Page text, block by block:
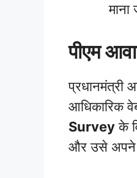
पीएम
प्रधानमंत्री
आधिकारिक
Surveyके
और उसे अपने